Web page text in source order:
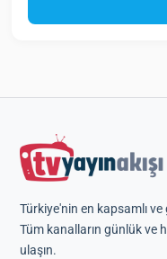
Türkiye'nin en kapsamlı ve
Tüm kanalların günlük ve
ulaşın.